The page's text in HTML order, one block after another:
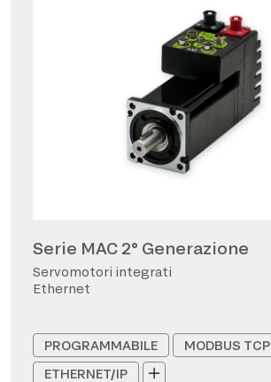
Serie MAC 2° Generazione
Servomotori integrati
Ethernet
PROGRAMMABILE
MODBUS TCP
ETHERNET/IP